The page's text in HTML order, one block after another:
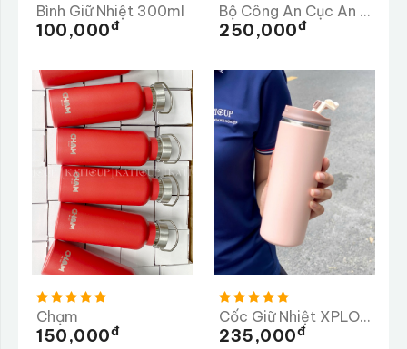
Bình Giữ Nhiệt 300ml
100,000Đ
Bộ Công An Cục An Ninh Nội Địa
250,000Đ
Chạm
150,000Đ
Cốc Giữ Nhiệt XPLORY 480ML
235,000Đ